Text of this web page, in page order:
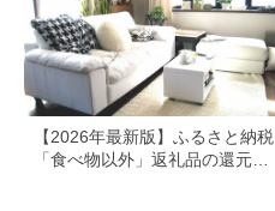
【2026年最新版】ふるさと納税
「食べ物以外」返礼品の還元率